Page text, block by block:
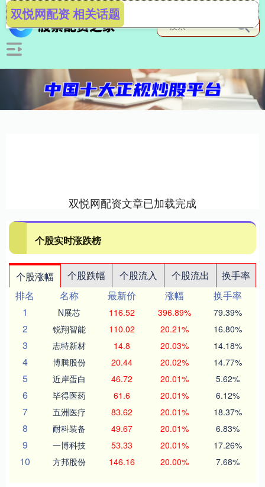
双悦网配资 相关话题
双悦网配资文章已加载完成
个股实时涨跌榜
个股涨幅 个股跌幅 个股流入 个股流出
换手率
排名
名称 最新价 涨幅
换手率
1
N展芯 116.52 396.89% 79.39%
2 锐翔智能 110.02 20.21% 16.80%
3 志特新材 14.8 20.03% 14.18%
4 博腾股份 20.44 20.02% 14.77%
5 近岸蛋白 46.72 20.01% 5.62%
6 毕得医药 61.6 20.01% 6.12%
7 五洲医疗 83.62 20.01% 18.37%
8 耐科装备 49.67 20.01% 6.83%
9 一博科技 53.33 20.01% 17.26%
10 方邦股份 146.16 20.00% 7.68%